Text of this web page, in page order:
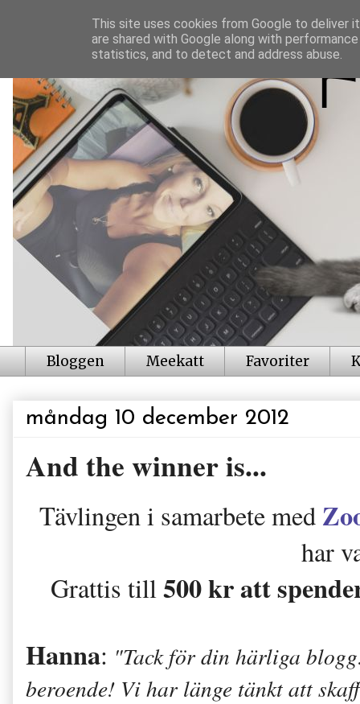
Bloggen Meekatt Favoriter
måndag 10 december 2012
And the winner is...
Tävlingen i samarbete med
har
Grattis till500 kr att
Hanna: "Tack för din härliga
beroende! Vi har länge tänkt att
This site uses cookies from Google to deliver
are shared with Google along with
statistics, and to detect and address abuse.